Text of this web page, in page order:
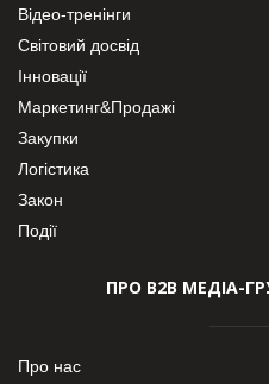
Відео-тренінги
Світовий досвід
Інновації
Маркетинг&Продажі
Закупки
Логістика
Закон
Події
ПРО В2В МЕДІА-
Про нас